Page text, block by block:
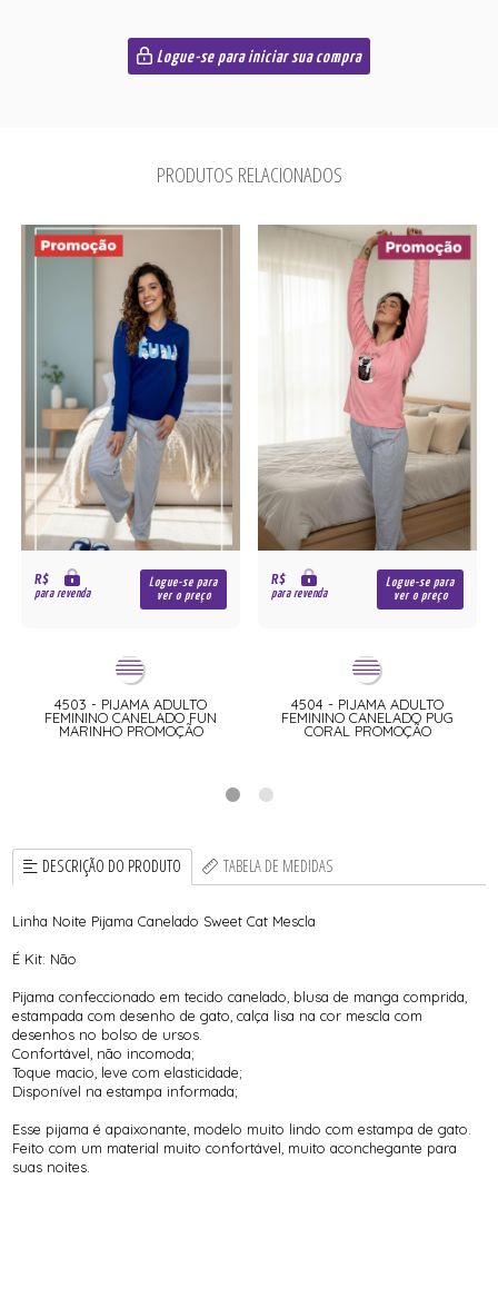
Logue-se para iniciar sua compra
PRODUTOS RELACIONADOS
R$
para revenda
Logue-se para
ver o preço
4503 - PIJAMA ADULTO
FEMININO CANELADO FUN
MARINHO PROMOÇÃO
R$
para revenda
Logue-se para
ver o preço
4504 - PIJAMA ADULTO
FEMININO CANELADO PUG
CORAL PROMOÇÃO
DESCRIÇÃO DO PRODUTO TABELA DE MEDIDAS
Linha Noite Pijama Canelado Sweet Cat Mescla
É Kit: Não
Pijama confeccionado em tecido canelado, blusa de manga comprida,
estampada com desenho de gato, calça lisa na cor mescla com
desenhos no bolso de ursos.
Confortável, não incomoda;
Toque macio, leve com elasticidade;
Disponível na estampa informada;
Esse pijama é apaixonante, modelo muito lindo com estampa de gato.
Feito com um material muito confortável, muito aconchegante para
suas noites.